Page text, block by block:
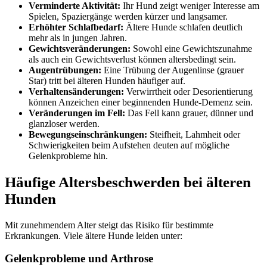
Verminderte Aktivität: Ihr Hund zeigt weniger Interesse am
Spielen, Spaziergänge werden kürzer und langsamer.
Erhöhter Schlafbedarf: Ältere Hunde schlafen deutlich
mehr als in jungen Jahren.
Gewichtsveränderungen: Sowohl eine Gewichtszunahme
als auch ein Gewichtsverlust können altersbedingt sein.
Augentrübungen: Eine Trübung der Augenlinse (grauer
Star) tritt bei älteren Hunden häufiger auf.
Verhaltensänderungen: Verwirrtheit oder Desorientierung
können Anzeichen einer beginnenden Hunde-Demenz sein.
Veränderungen im Fell: Das Fell kann grauer, dünner und
glanzloser werden.
Bewegungseinschränkungen: Steifheit, Lahmheit oder
Schwierigkeiten beim Aufstehen deuten auf mögliche
Gelenkprobleme hin.
Häufige Altersbeschwerden bei älteren
Hunden
Mit zunehmendem Alter steigt das Risiko für bestimmte
Erkrankungen. Viele ältere Hunde leiden unter:
Gelenkprobleme und Arthrose